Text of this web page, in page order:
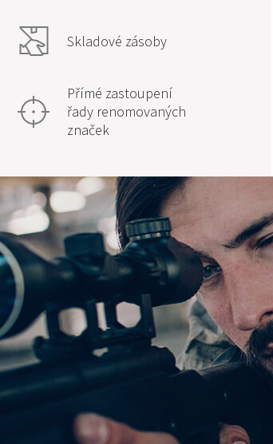
Skladové zásoby
Přímé zastoupení
řady renomovaných
značek